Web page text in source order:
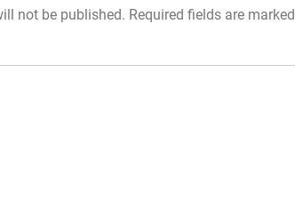
not be published. Required fields are marked